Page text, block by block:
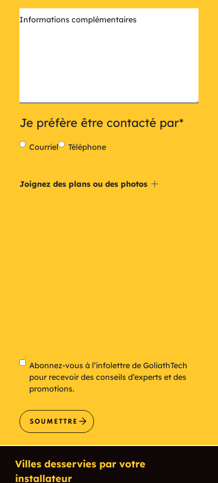
Informations complémentaires
Je préfère être contacté par*
Courriel Téléphone
Inclure
Joignez des plans ou des photos
Newsletter
Abonnez-vous à l’infolettre de GoliathTech
pour recevoir des conseils d’experts et des
promotions.
SOUMETTRE
Villes desservies par votre
installateur